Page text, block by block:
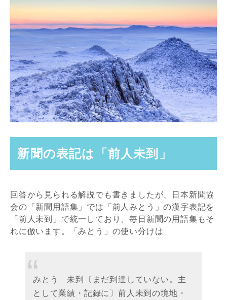
新聞の表記は「前人未到」
回答から見られる解説でも書きましたが、日本新聞協
会の「新聞用語集」では「前人みとう」の漢字表記を
「前人未到」で統一しており、毎日新聞の用語集もそ
れに倣います。「みとう」の使い分けは
みとう 未到〔まだ到達していない。主
として業績・記録に〕前人未到の境地・